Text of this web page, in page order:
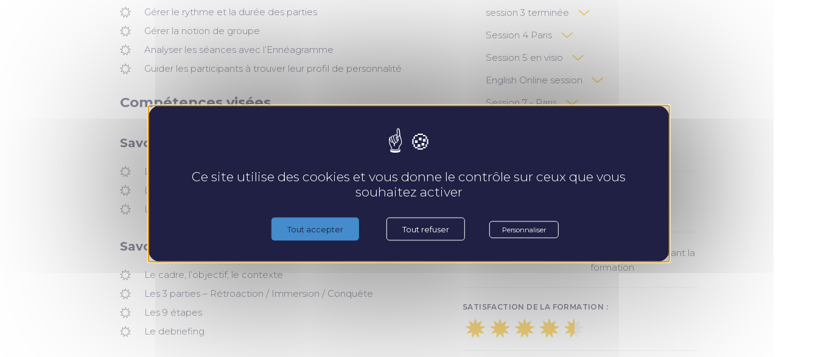
Gérer le rythme et la durée des parties
Gérer la notion de groupe
Analyser les séances avec l’Ennéagramme
Guider les participants à trouver leur profil de personnalité
Compétences visées
Savoir utiliser le matériel de jeu
Le Totem WYS et les aimants
Les cartes – Affect / Besoins / Ressources
Les curseurs – Intensité / Maîtrise
Savoir accompagner avec le jeu
Le cadre, l’objectif, le contexte
Les 3 parties – Rétroaction / Immersion / Conquête
Les 9 étapes
Le debriefing
session 3 terminée
10 et 11 mars 2026
Session 4 Paris
21 et 22 avril
Session 5 en visio
6 mai
11-12 mai
English Online session
June 23rd
June 24-25th
Session 7 - Paris
Jusque 15 jours avant la
formation
SATISFACTION DE LA FORMATION :
Ce site utilise des cookies et vous donne le contrôle sur ceux que vous
souhaitez activer
Tout accepter Tout refuser Personnaliser